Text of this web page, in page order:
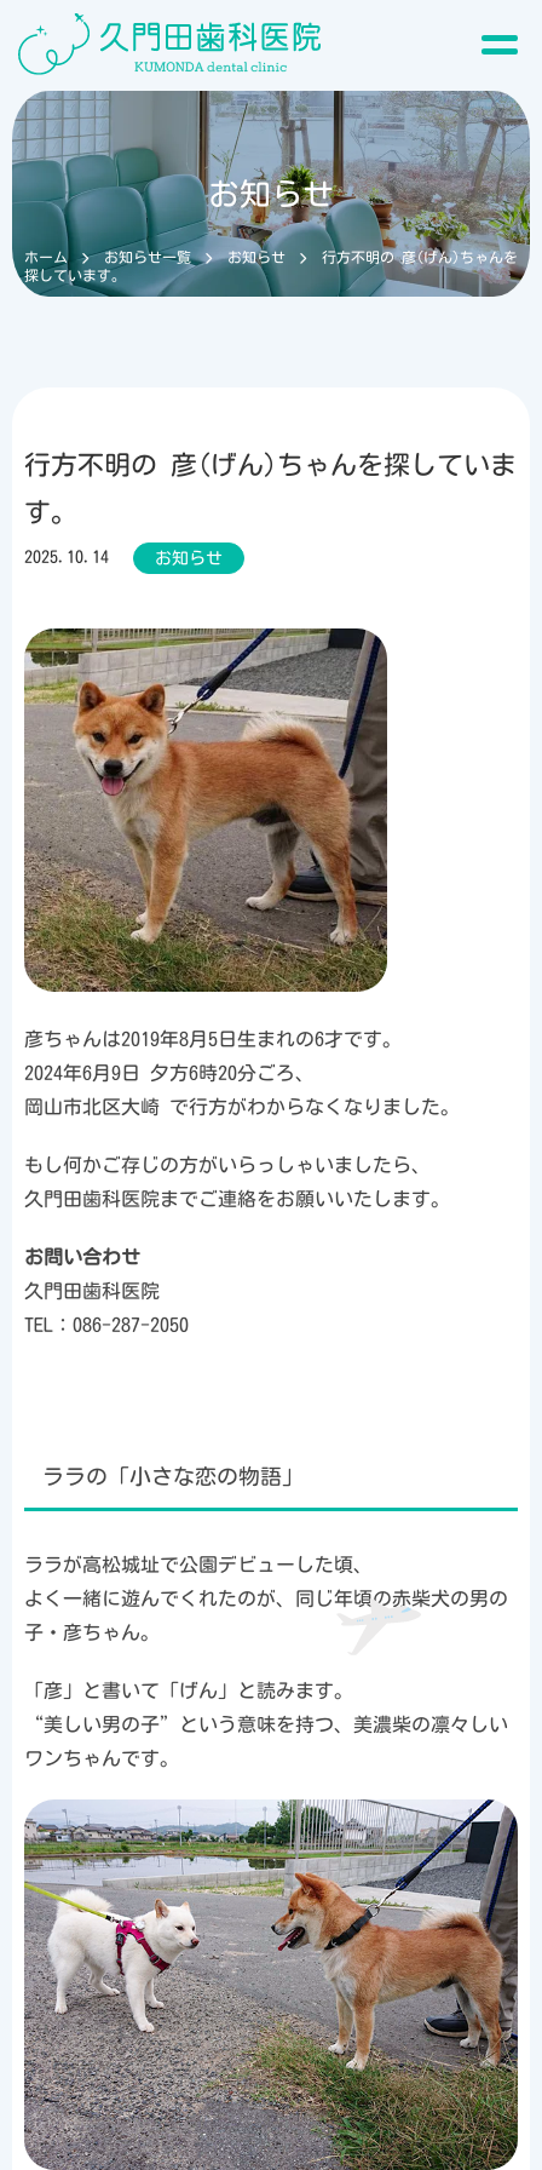
お知らせ
ホーム お知らせ一覧 お知らせ
行方不明の 彦(げん)ちゃんを
探しています。
行方不明の 彦(げん)ちゃんを探していま
す。
2025.10.14 お知らせ
彦ちゃんは2019年8月5日生まれの6才です。
2024年6月9日 夕方6時20分ごろ、
岡山市北区大崎 で行方がわからなくなりました。
もし何かご存じの方がいらっしゃいましたら、
久門田歯科医院までご連絡をお願いいたします。
お問い合わせ
久門田歯科医院
TEL：086-287-2050
ララの「小さな恋の物語」
ララが高松城址で公園デビューした頃、
よく一緒に遊んでくれたのが、同じ年頃の赤柴犬の男の
子・彦ちゃん。
「彦」と書いて「げん」と読みます。
“美しい男の子”という意味を持つ、美濃柴の凛々しい
ワンちゃんです。